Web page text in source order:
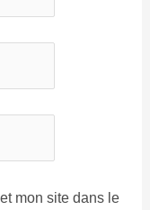
mon site dans le